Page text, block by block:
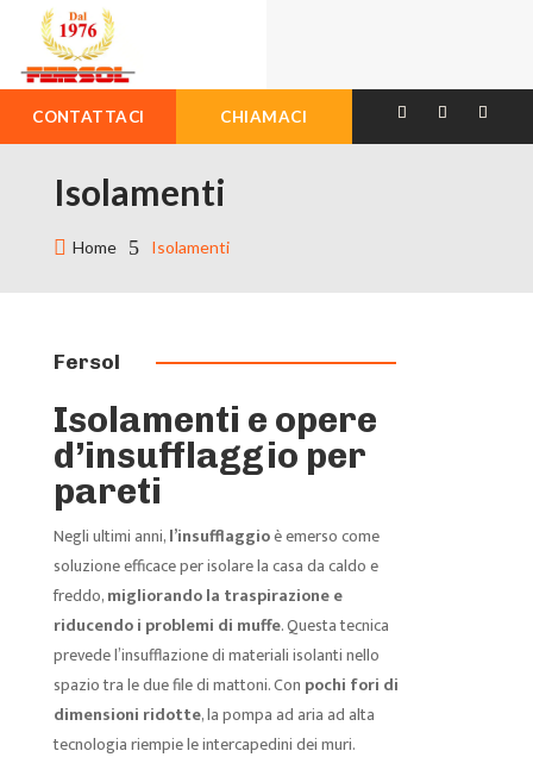
CONTATTACI CHIAMACI
Isolamenti
 Home 5 Isolamenti
Fersol
Isolamenti e opere
d’insufflaggio per
pareti
Negli ultimi anni,l’insufflaggioè emerso come
soluzione efficace per isolare la casa da caldo e
freddo,migliorando la traspirazione e
riducendo i problemi di muffe. Questa tecnica
prevede l’insufflazione di materiali isolanti nello
spazio tra le due file di mattoni. Con pochi fori di
dimensioni ridotte, la pompa ad aria ad alta
tecnologia riempie le intercapedini dei muri.